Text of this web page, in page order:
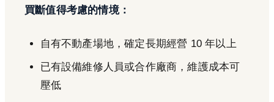
買斷值得考慮的情境：
自有不動產場地，確定長期經營 10 年以上
已有設備維修人員或合作廠商，維護成本可
壓低